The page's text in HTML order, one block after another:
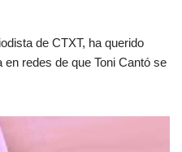
de CTXT, ha querido
redes de que Toni Cantó se